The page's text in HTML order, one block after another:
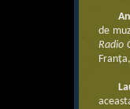
de
Radio